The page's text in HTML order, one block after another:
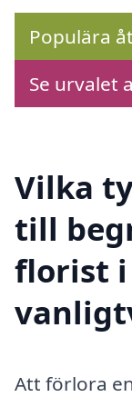
Populära
Se urvalet
Vilka
till
florist
Att förlora